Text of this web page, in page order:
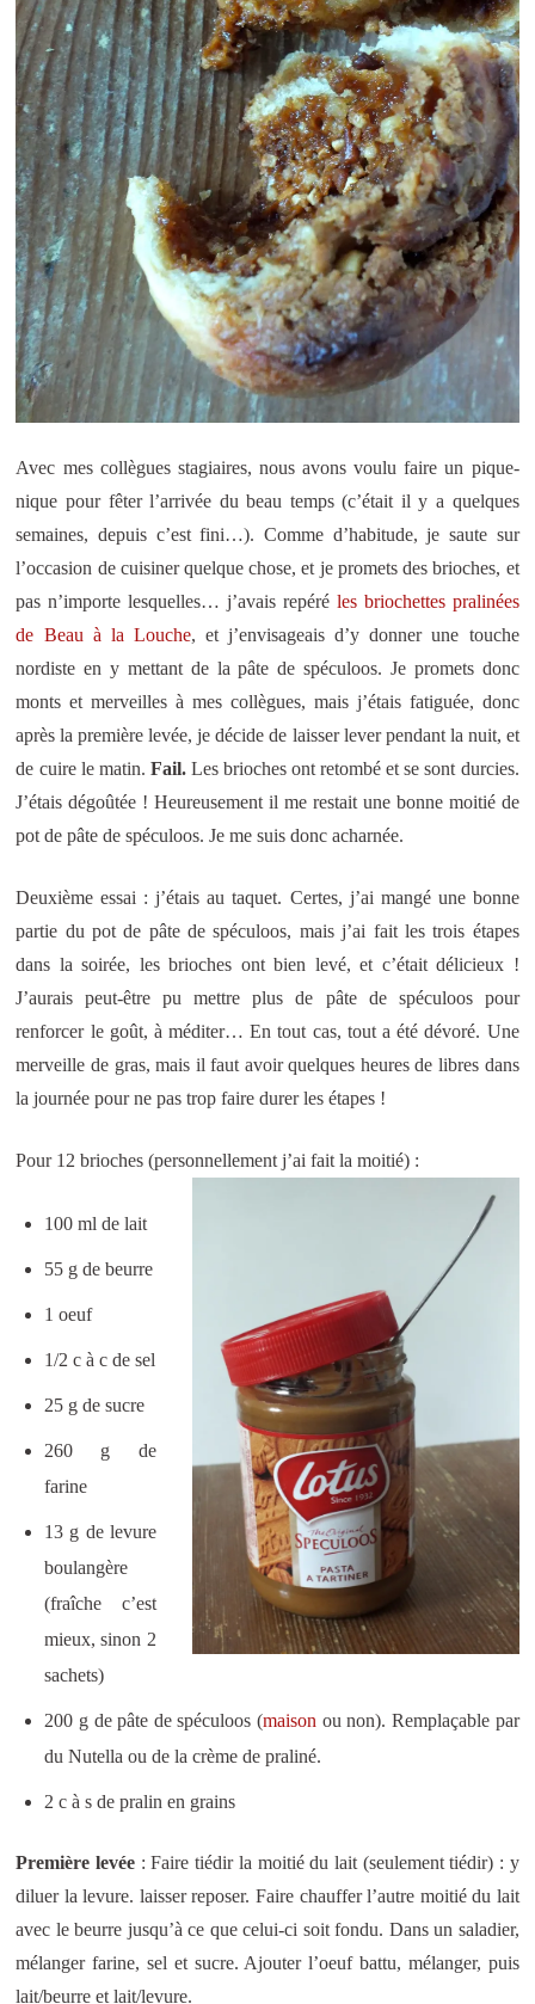
Avec mes collègues stagiaires, nous avons voulu faire un pique-
nique pour fêter l’arrivée du beau temps (c’était il y a quelques
semaines, depuis c’est fini…). Comme d’habitude, je saute sur
l’occasion de cuisiner quelque chose, et je promets des brioches, et
pas n’importe lesquelles… j’avais repéré les briochettes pralinées
de Beau à la Louche, et j’envisageais d’y donner une touche
nordiste en y mettant de la pâte de spéculoos. Je promets donc
monts et merveilles à mes collègues, mais j’étais fatiguée, donc
après la première levée, je décide de laisser lever pendant la nuit, et
de cuire le matin. Fail.Les brioches ont retombé et se sont durcies.
J’étais dégoûtée ! Heureusement il me restait une bonne moitié de
pot de pâte de spéculoos. Je me suis donc acharnée.
Deuxième essai : j’étais au taquet. Certes, j’ai mangé une bonne
partie du pot de pâte de spéculoos, mais j’ai fait les trois étapes
dans la soirée, les brioches ont bien levé, et c’était délicieux !
J’aurais peut-être pu mettre plus de pâte de spéculoos pour
renforcer le goût, à méditer… En tout cas, tout a été dévoré. Une
merveille de gras, mais il faut avoir quelques heures de libres dans
la journée pour ne pas trop faire durer les étapes !
Pour 12 brioches (personnellement j’ai fait la moitié) :
100 ml de lait
55 g de beurre
1 oeuf
1/2 c à c de sel
25 g de sucre
260 g de
farine
13 g de levure
boulangère
(fraîche c’est
mieux, sinon 2
sachets)
200 g de pâte de spéculoos (maison ou non). Remplaçable par
du Nutella ou de la crème de praliné.
2 c à s de pralin en grains
Première levée : Faire tiédir la moitié du lait (seulement tiédir) : y
diluer la levure. laisser reposer. Faire chauffer l’autre moitié du lait
avec le beurre jusqu’à ce que celui-ci soit fondu. Dans un saladier,
mélanger farine, sel et sucre. Ajouter l’oeuf battu, mélanger, puis
lait/beurre et lait/levure.